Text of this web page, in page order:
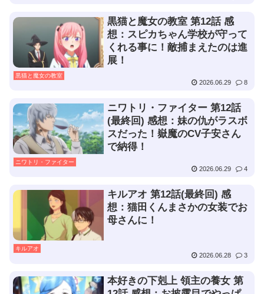
黒猫と魔女の教室
黒猫と魔女の教室 第12話 感
想：スピカちゃん学校が守って
くれる事に！敵捕まえたのは進
展！
2026.06.29 8
ニワトリ・ファイター
ニワトリ・ファイター 第12話
(最終回) 感想：妹の仇がラスボ
スだった！嶽魔のCV子安さん
で納得！
2026.06.29 4
キルアオ
キルアオ 第12話(最終回) 感
想：猫田くんまさかの女装でお
母さんに！
2026.06.28 3
本好きの下剋上 領主の養女 第